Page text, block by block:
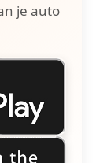
je auto